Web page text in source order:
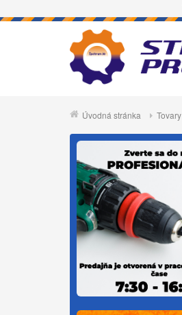
Úvodná stránka Tovary